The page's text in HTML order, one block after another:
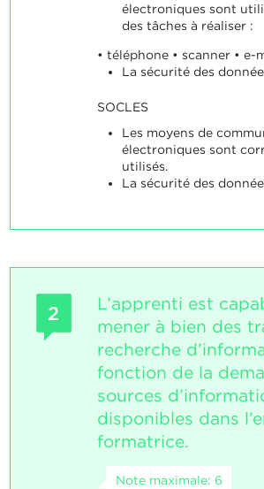
électroniques sont
des tâches à réaliser :
• téléphone • scanner •
La sécurité des
SOCLES
Les moyens de
électroniques sont
utilisés.
La sécurité des
2
L’apprenti est
mener à bien des
recherche
fonction de la
sources
disponibles dans
formatrice.
Note maximale: 6